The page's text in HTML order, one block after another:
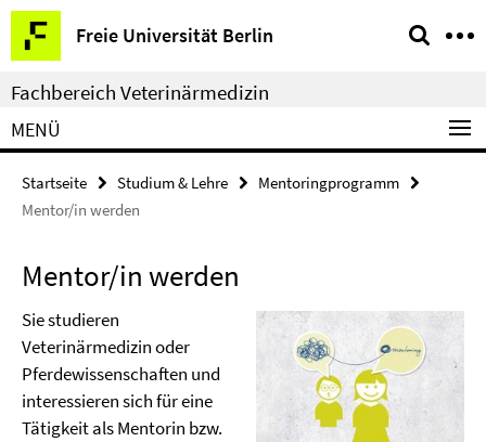
Springe
direkt
zu
Inhalt
Freie Universität Berlin
Service-
Navigation
Fachbereich Veterinärmedizin
MENÜ
Startseite Studium & Lehre
Mentoringprogramm
Mentor/in werden
Mentor/in werden
Sie studieren
Veterinärmedizin oder
Pferdewissenschaften und
interessieren sich für eine
Tätigkeit als Mentorin bzw.